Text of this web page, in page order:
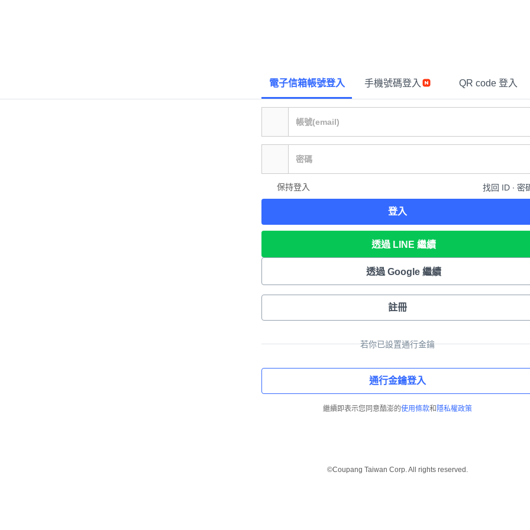
電子信箱帳號登入 手機號碼登入 QR code 登入
保持登入 找回 ID ∙ 密
登入
透過 LINE 繼續
透過 Google 繼續
註冊
若你已設置通行金鑰
通行金鑰登入
繼續即表示您同意酷澎的使用條款和 隱私權政策
©Coupang Taiwan Corp. All rights reserved.